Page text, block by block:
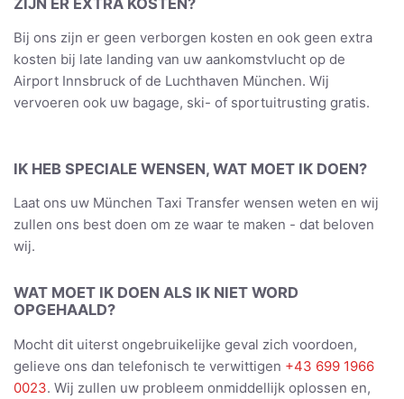
Bij ons zijn er geen verborgen kosten en ook geen extra
kosten bij late landing van uw aankomstvlucht op de
Airport Innsbruck of de Luchthaven München. Wij
vervoeren ook uw bagage, ski- of sportuitrusting gratis.
IK HEB SPECIALE WENSEN, WAT MOET IK DOEN?
Laat ons uw München Taxi Transfer wensen weten en wij
zullen ons best doen om ze waar te maken - dat beloven
wij.
WAT MOET IK DOEN ALS IK NIET WORD
OPGEHAALD?
Mocht dit uiterst ongebruikelijke geval zich voordoen,
gelieve ons dan telefonisch te verwittigen +43 699 1966
0023. Wij zullen uw probleem onmiddellijk oplossen en,